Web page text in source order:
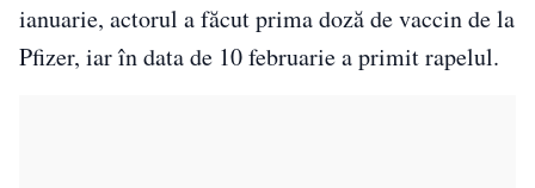
ianuarie, actorul a făcut prima doză de vaccin de la
Pfizer, iar în data de 10 februarie a primit rapelul.